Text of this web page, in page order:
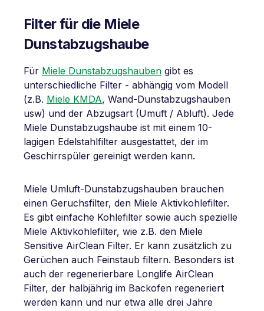
Filter für die Miele
Dunstabzugshaube
Für Miele Dunstabzugshauben gibt es
unterschiedliche Filter - abhängig vom Modell
(z.B. Miele KMDA, Wand-Dunstabzugshauben
usw) und der Abzugsart (Umuft / Abluft). Jede
Miele Dunstabzugshaube ist mit einem 10-
lagigen Edelstahlfilter ausgestattet, der im
Geschirrspüler gereinigt werden kann.
Miele Umluft-Dunstabzugshauben brauchen
einen Geruchsfilter, den Miele Aktivkohlefilter.
Es gibt einfache Kohlefilter sowie auch spezielle
Miele Aktivkohlefilter, wie z.B. den Miele
Sensitive AirClean Filter. Er kann zusätzlich zu
Gerüchen auch Feinstaub filtern. Besonders ist
auch der regenerierbare Longlife AirClean
Filter, der halbjährig im Backofen regeneriert
werden kann und nur etwa alle drei Jahre